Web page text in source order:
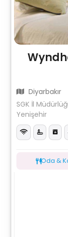
Diyarbakır
SGK İl
Yenişehir
Oda &